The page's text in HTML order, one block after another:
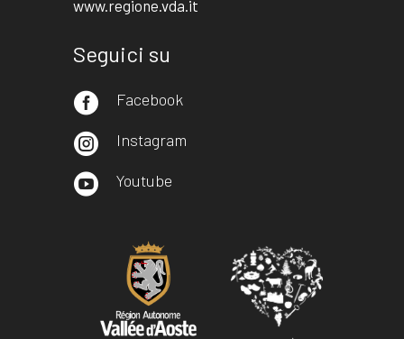
www.regione.vda.it
Seguici su
 Facebook
 Instagram
 Youtube